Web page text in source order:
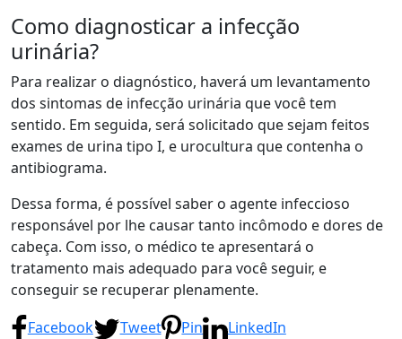
Como diagnosticar a infecção
urinária?
Para realizar o diagnóstico, haverá um levantamento
dos sintomas de infecção urinária que você tem
sentido. Em seguida, será solicitado que sejam feitos
exames de urina tipo I, e urocultura que contenha o
antibiograma.
Dessa forma, é possível saber o agente infeccioso
responsável por lhe causar tanto incômodo e dores de
cabeça. Com isso, o médico te apresentará o
tratamento mais adequado para você seguir, e
conseguir se recuperar plenamente.
Facebook
Tweet Pin LinkedIn